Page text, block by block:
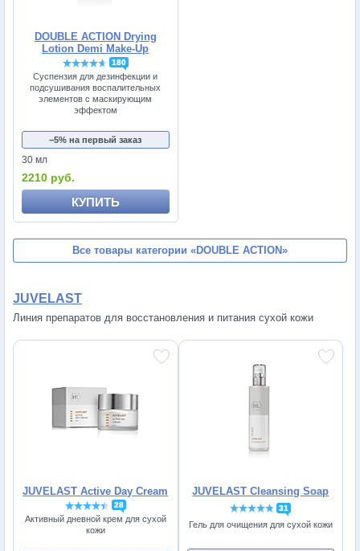
DOUBLE ACTION Drying
Lotion Demi Make-Up
180
Суспензия для дезинфекции и
подсушивания воспалительных
элементов с маскирующим
эффектом
−5% на первый заказ
30 мл
2210 руб.
КУПИТЬ
Все товары категории «DOUBLE ACTION»
JUVELAST
Линия препаратов для восстановления и питания сухой кожи
JUVELAST Active Day Cream
28
Активный дневной крем для сухой
кожи
JUVELAST Cleansing Soap
31
Гель для очищения для сухой кожи